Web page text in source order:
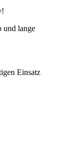
und lange
Einsatz